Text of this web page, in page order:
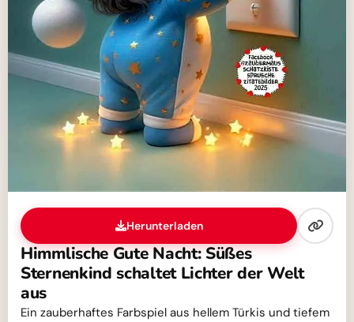
Herunterladen
Himmlische Gute Nacht: Süßes
Sternenkind schaltet Lichter der Welt
aus
Ein zauberhaftes Farbspiel aus hellem Türkis und tiefem